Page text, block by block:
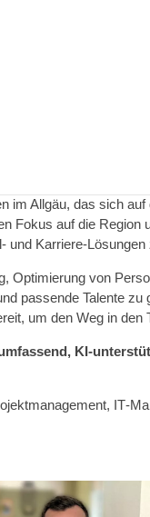
im Allgäu, das sich
Fokus auf die Region
und Karriere‑Lösungen
Optimierung von
passende Talente
um den Weg in den
KI-